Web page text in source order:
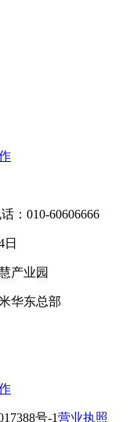
：010-60606666
日
产业园
华东总部
号-1营业执照